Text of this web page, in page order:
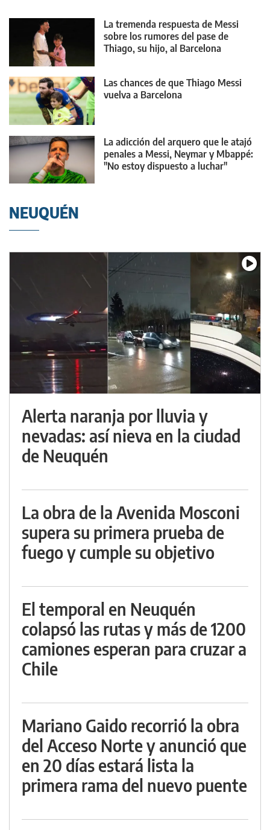
La tremenda respuesta de Messi
sobre los rumores del pase de
Thiago, su hijo, al Barcelona
Las chances de que Thiago Messi
vuelva a Barcelona
La adicción del arquero que le atajó
penales a Messi, Neymar y Mbappé:
"No estoy dispuesto a luchar"
NEUQUÉN
Alerta naranja por lluvia y
nevadas: así nieva en la ciudad
de Neuquén
La obra de la Avenida Mosconi
supera su primera prueba de
fuego y cumple su objetivo
El temporal en Neuquén
colapsó las rutas y más de 1200
camiones esperan para cruzar a
Chile
Mariano Gaido recorrió la obra
del Acceso Norte y anunció que
en 20 días estará lista la
primera rama del nuevo puente